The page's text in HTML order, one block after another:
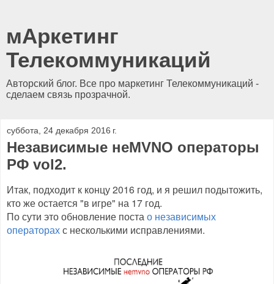
мАркетинг
Телекоммуникаций
Авторский блог. Все про маркетинг Телекоммуникаций -
сделаем связь прозрачной.
суббота, 24 декабря 2016 г.
Независимые неMVNO операторы
РФ vol2.
Итак, подходит к концу 2016 год, и я решил подытожить,
кто же остается "в игре" на 17 год.
По сути это обновление поста о независимых
операторахс несколькими исправлениями.